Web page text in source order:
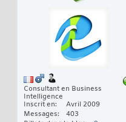
Consultant en Business
Intelligence
Inscrit en
Avril 2009
Messages
403